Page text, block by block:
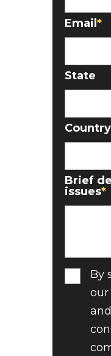
Email *
State
Country
Brief
issues*
By
our